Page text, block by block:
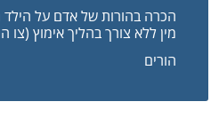
הכרה בהורות של אדם על הילד
מין ללא צורך בהליך אימוץ (צו
הורים